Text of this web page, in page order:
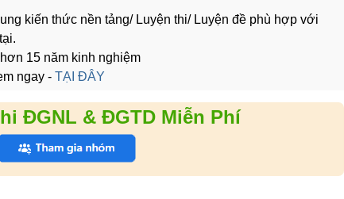
kiến thức nền tảng/ Luyện thi/ Luyện đề phù hợp với
15 năm kinh nghiệm
ngay - TẠI ĐÂY
ĐGNL & ĐGTD Miễn Phí